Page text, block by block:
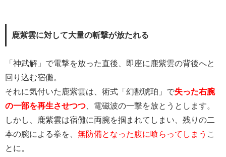
鹿紫雲に対して大量の斬撃が放たれる
「神武解」で電撃を放った直後、即座に鹿紫雲の背後へと
回り込む宿儺。
それに気付いた鹿紫雲は、術式「幻獣琥珀」で失った右腕
の一部を再生させつつ 、電磁波の一撃を放とうとします。
しかし、鹿紫雲は宿儺に両腕を掴まれてしまい、残りの二
本の腕による拳を、 無防備となった腹に喰らってしまう こ
とに。